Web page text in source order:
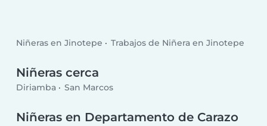
Niñeras en Jinotepe Trabajos de Niñera en Jinotepe
Niñeras cerca
Diriamba San Marcos
Niñeras en Departamento de Carazo